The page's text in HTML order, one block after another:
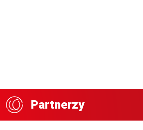
Partnerzy